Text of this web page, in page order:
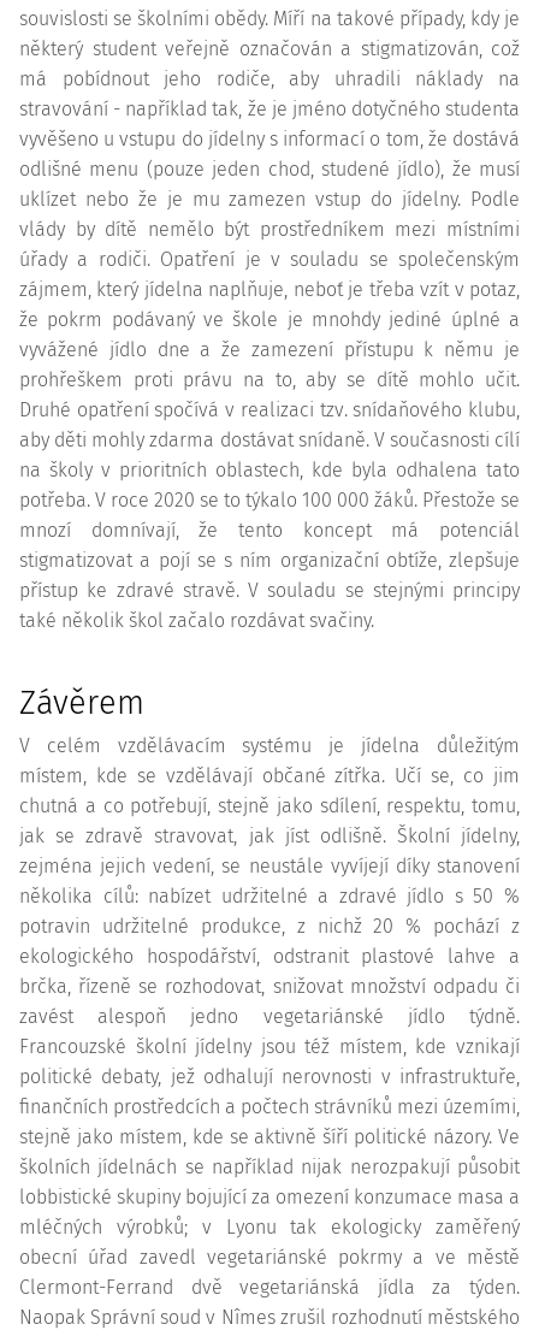
souvislosti se školními obědy. Míří na takové případy, kdy je
některý student veřejně označován a stigmatizován, což
má pobídnout jeho rodiče, aby uhradili náklady na
stravování - například tak, že je jméno dotyčného studenta
vyvěšeno u vstupu do jídelny s informací o tom, že dostává
odlišné menu (pouze jeden chod, studené jídlo), že musí
uklízet nebo že je mu zamezen vstup do jídelny. Podle
vlády by dítě nemělo být prostředníkem mezi místními
úřady a rodiči. Opatření je v souladu se společenským
zájmem, který jídelna naplňuje, neboť je třeba vzít v potaz,
že pokrm podávaný ve škole je mnohdy jediné úplné a
vyvážené jídlo dne a že zamezení přístupu k němu je
prohřeškem proti právu na to, aby se dítě mohlo učit.
Druhé opatření spočívá v realizaci tzv. snídaňového klubu,
aby děti mohly zdarma dostávat snídaně. V současnosti cílí
na školy v prioritních oblastech, kde byla odhalena tato
potřeba. V roce 2020 se to týkalo 100 000 žáků. Přestože se
mnozí domnívají, že tento koncept má potenciál
stigmatizovat a pojí se s ním organizační obtíže, zlepšuje
přístup ke zdravé stravě. V souladu se stejnými principy
také několik škol začalo rozdávat svačiny.
Závěrem
V celém vzdělávacím systému je jídelna důležitým
místem, kde se vzdělávají občané zítřka. Učí se, co jim
chutná a co potřebují, stejně jako sdílení, respektu, tomu,
jak se zdravě stravovat, jak jíst odlišně. Školní jídelny,
zejména jejich vedení, se neustále vyvíjejí díky stanovení
několika cílů: nabízet udržitelné a zdravé jídlo s 50 %
potravin udržitelné produkce, z nichž 20 % pochází z
ekologického hospodářství, odstranit plastové lahve a
brčka, řízeně se rozhodovat, snižovat množství odpadu či
zavést alespoň jedno vegetariánské jídlo týdně.
Francouzské školní jídelny jsou též místem, kde vznikají
politické debaty, jež odhalují nerovnosti v infrastruktuře,
finančních prostředcích a počtech strávníků mezi územími,
stejně jako místem, kde se aktivně šíří politické názory. Ve
školních jídelnách se například nijak nerozpakují působit
lobbistické skupiny bojující za omezení konzumace masa a
mléčných výrobků; v Lyonu tak ekologicky zaměřený
obecní úřad zavedl vegetariánské pokrmy a ve městě
Clermont-Ferrand dvě vegetariánská jídla za týden.
Naopak Správní soud v Nîmes zrušil rozhodnutí městského